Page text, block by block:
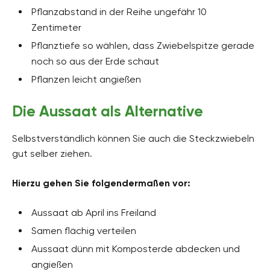
Pflanzabstand in der Reihe ungefähr 10
Zentimeter
Pflanztiefe so wählen, dass Zwiebelspitze gerade
noch so aus der Erde schaut
Pflanzen leicht angießen
Die Aussaat als Alternative
Selbstverständlich können Sie auch die Steckzwiebeln
gut selber ziehen.
Hierzu gehen Sie folgendermaßen vor:
Aussaat ab April ins Freiland
Samen flächig verteilen
Aussaat dünn mit Komposterde abdecken und
angießen